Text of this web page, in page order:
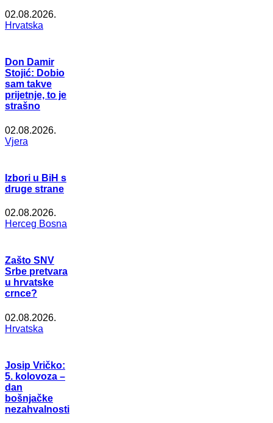
02.08.2026.
Hrvatska
Don Damir
Stojić: Dobio
sam takve
prijetnje, to je
strašno
02.08.2026.
Vjera
Izbori u BiH s
druge strane
02.08.2026.
Herceg Bosna
Zašto SNV
Srbe pretvara
u hrvatske
crnce?
02.08.2026.
Hrvatska
Josip Vričko:
5. kolovoza –
dan
bošnjačke
nezahvalnosti